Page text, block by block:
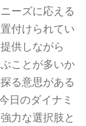
ーズに応える
付けられてい
供しながら
ことが多いか
る意思がある
日のダイナミ
力な選択肢と